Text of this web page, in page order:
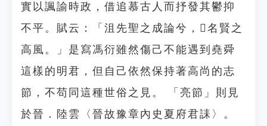
實以諷諭時政，借追慕古人而抒發其鬱抑
不平。賦云：「沮先聖之成論兮，名賢之
高風。」是寫馮衍雖然傷己不能遇到堯舜
這樣的明君，但自己依然保持著高尚的志
節，不苟同這種世俗之見。 「亮節」則見
於晉．陸雲〈晉故豫章內史夏府君誄〉。